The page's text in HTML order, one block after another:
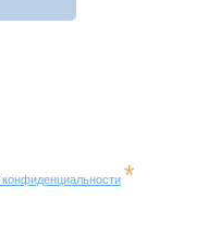
конфиденциальности *